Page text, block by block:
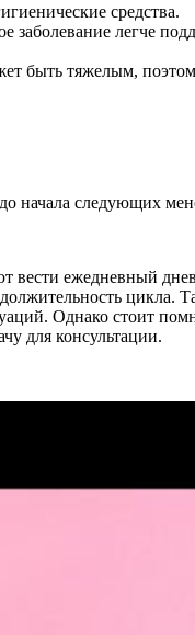
средства.
заболевание легче
быть тяжелым,
начала следующих
вести ежедневный
цикла.
Однако стоит
для консультации.